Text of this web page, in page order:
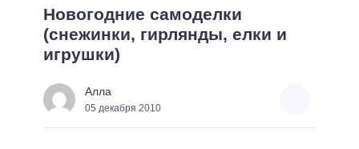
Новогодние самоделки
(снежинки, гирлянды, елки и
игрушки)
Алла
05 декабря 2010